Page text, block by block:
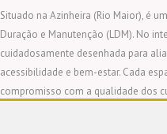
Situado na Azinheira (Rio Maior), é
Duração e Manutenção (LDM). No
cuidadosamente desenhada para
acessibilidade e bem-estar. Cada
compromisso com a qualidade dos